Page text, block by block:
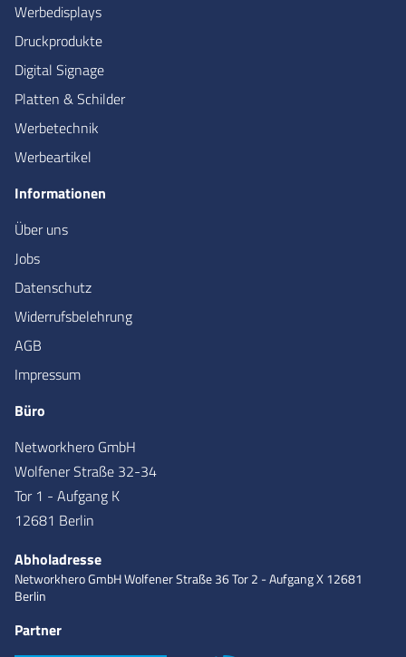
Werbedisplays
Druckprodukte
Digital Signage
Platten & Schilder
Werbetechnik
Werbeartikel
Informationen
Über uns
Jobs
Datenschutz
Widerrufsbelehrung
AGB
Impressum
Büro
Networkhero GmbH
Wolfener Straße 32-34
Tor 1 - Aufgang K
12681 Berlin
Abholadresse
Networkhero GmbHWolfener Straße 36Tor 2 - Aufgang X12681
Berlin
Partner